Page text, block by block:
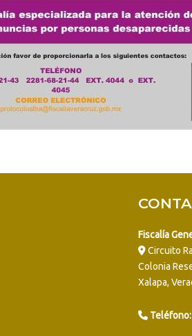
Fiscalía
Circuito
Colonia
Xalapa,
Teléfono: